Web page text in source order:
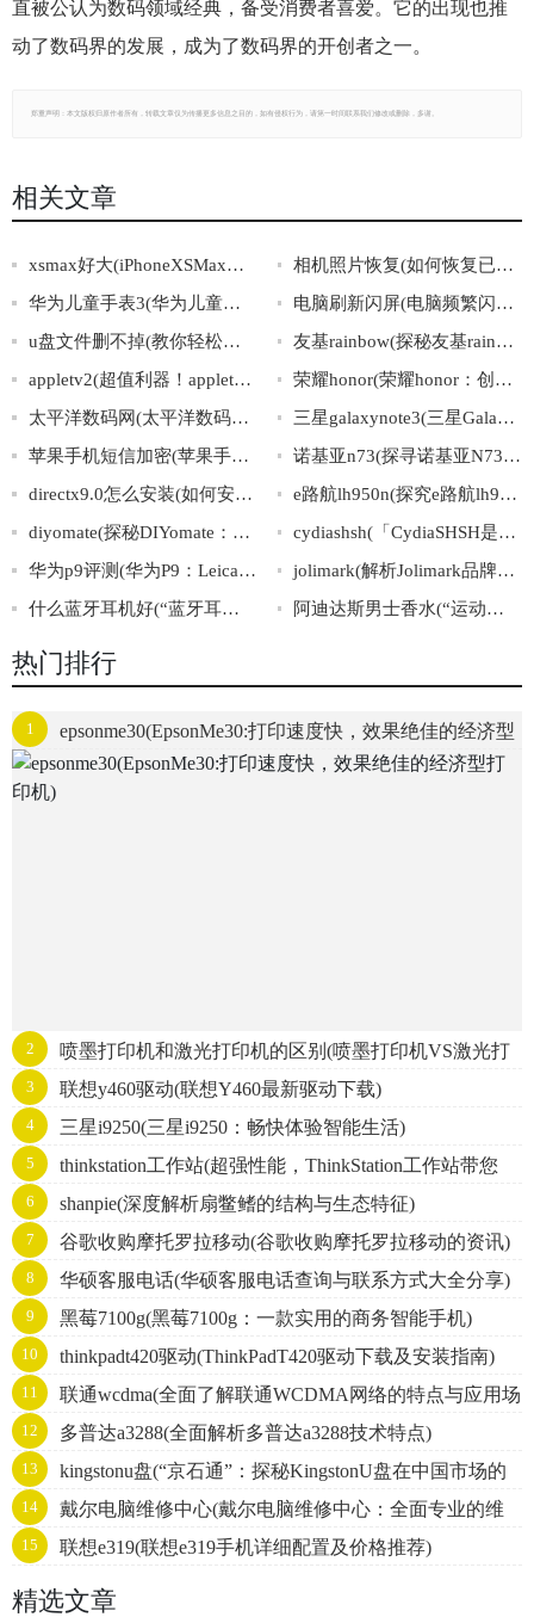
直被公认为数码领域经典，备受消费者喜爱。它的出现也推
动了数码界的发展，成为了数码界的开创者之一。
郑重声明：本文版权归原作者所有，转载文章仅为传播更多信息之目的，如有侵权行为，请第一时间联系我们修改或删除，多谢。
相关文章
xsmax好大(iPhoneXSMax的巨大尺寸带来的便捷与挑战)
相机照片恢复(如何恢复已删除的相机照片？)
华为儿童手表3(华为儿童手表3：让孩子健康成长的智能手表)
电脑刷新闪屏(电脑频繁闪屏，解决方法一网打尽！)
u盘文件删不掉(教你轻松解决难搞的U盘文件删除问题)
友基rainbow(探秘友基rainbow：一个打造多元友爱社区的故事)
appletv2(超值利器！appletv2——让你的电视焕然一新！)
荣耀honor(荣耀honor：创新科技下的非凡表现)
太平洋数码网(太平洋数码网：数字科技生活指南)
三星galaxynote3(三星GalaxyNote3：惊艳亮相的全方位智能手机)
苹果手机短信加密(苹果手机短信安全保障：加密机制探析)
诺基亚n73(探寻诺基亚N73的经典之处)
directx9.0怎么安装(如何安装DirectX9.0)
e路航lh950n(探究e路航lh950n的全面优势)
diyomate(探秘DIYomate：智能家居领域的新宠)
cydiashsh(「CydiaSHSH是什么？详解越狱必备工具」)
华为p9评测(华为P9：Leica双摄像评测)
jolimark(解析Jolimark品牌成功的秘诀)
什么蓝牙耳机好(“蓝牙耳机推荐：优质音质与佩戴舒适的精选推荐”)
阿迪达斯男士香水(“运动风潮中的芳香之选”)
热门排行
1
epsonme30(EpsonMe30:打印速度快，效果绝佳的经济型
打印机)
2
喷墨打印机和激光打印机的区别(喷墨打印机VS激光打
印机：谁更胜一筹？)
3 联想y460驱动(联想Y460最新驱动下载)
4 三星i9250(三星i9250：畅快体验智能生活)
5
thinkstation工作站(超强性能，ThinkStation工作站带您
飞！)
6 shanpie(深度解析扇鳖鳍的结构与生态特征)
7 谷歌收购摩托罗拉移动(谷歌收购摩托罗拉移动的资讯)
8 华硕客服电话(华硕客服电话查询与联系方式大全分享)
9 黑莓7100g(黑莓7100g：一款实用的商务智能手机)
10 thinkpadt420驱动(ThinkPadT420驱动下载及安装指南)
11
联通wcdma(全面了解联通WCDMA网络的特点与应用场
景)
12 多普达a3288(全面解析多普达a3288技术特点)
13
kingstonu盘(“京石通”：探秘KingstonU盘在中国市场的
战略发展之路)
14
戴尔电脑维修中心(戴尔电脑维修中心：全面专业的维
修服务)
15 联想e319(联想e319手机详细配置及价格推荐)
精选文章